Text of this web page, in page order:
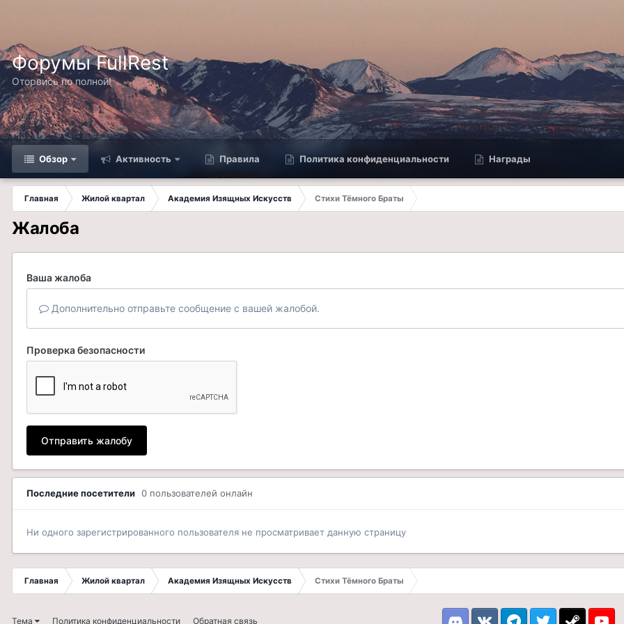
Форумы FullRest
Оторвись по полной!
Обзор Активность Правила Политика конфиденциальности Награды
Главная Жилой квартал Академия Изящных Искусств
Стихи Тёмного Браты
Жалоба
Ваша жалоба
Дополнительно отправьте сообщение с вашей жалобой.
Проверка безопасности
Отправить жалобу
Последние посетители 0 пользователей онлайн
Ни одного зарегистрированного пользователя не просматривает данную страницу
Главная Жилой квартал Академия Изящных Искусств Стихи Тёмного Браты
Тема Политика конфиденциальности Обратная связь